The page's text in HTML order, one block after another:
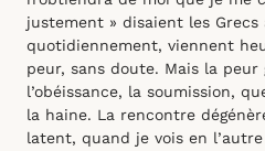
justement » disaient les Grecs
quotidiennement, viennent
peur, sans doute. Mais la peur
l’obéissance, la soumission,
la haine. La rencontre
latent, quand je vois en